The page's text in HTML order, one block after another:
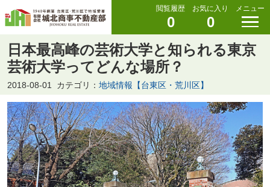
閲覧履歴
0
お気に入り
0
メニュー
日本最高峰の芸術大学と知られる東京
芸術大学ってどんな場所？
2018-08-01 カテゴリ： 地域情報【台東区・荒川区】